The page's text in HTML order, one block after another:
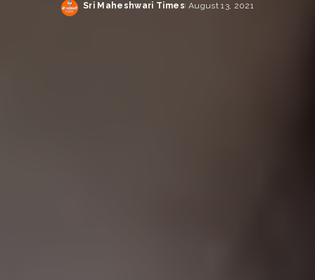
Posted
Sri Maheshwari Times August 13, 2021